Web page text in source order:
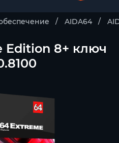
AIDA64
Edition 8+ ключ